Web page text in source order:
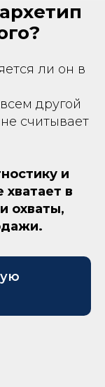
ли он в
другой
считывает
и
хватает в
охваты,